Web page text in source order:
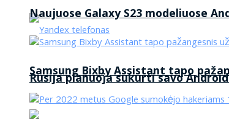
Rusija planuoja sukurti savo
Naujuose Galaxy S23 modeliuose
Samsung Bixby Assistant tapo